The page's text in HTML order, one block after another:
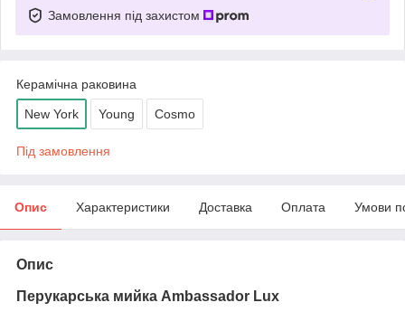
Замовлення під захистом
Керамічна раковина
New York Young Cosmo
Під замовлення
Опис Характеристики Доставка Оплата Умови
Опис
Перукарська мийка Ambassador Lux